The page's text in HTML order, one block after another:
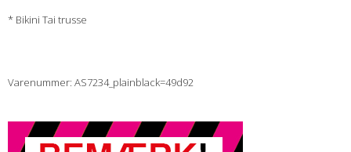
* Bikini Tai trusse
Varenummer: AS7234_plainblack=49d92